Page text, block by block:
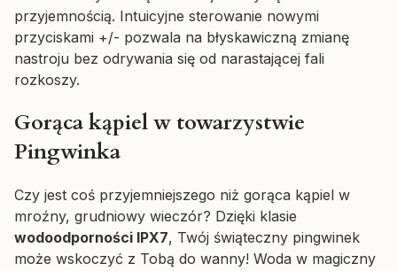
przyjemnością. Intuicyjne sterowanie nowymi
przyciskami +/- pozwala na błyskawiczną zmianę
nastroju bez odrywania się od narastającej fali
rozkoszy.
Gorąca kąpiel w towarzystwie
Pingwinka
Czy jest coś przyjemniejszego niż gorąca kąpiel w
mroźny, grudniowy wieczór? Dzięki klasie
wodoodporności IPX7, Twój świąteczny pingwinek
może wskoczyć z Tobą do wanny! Woda w magiczny